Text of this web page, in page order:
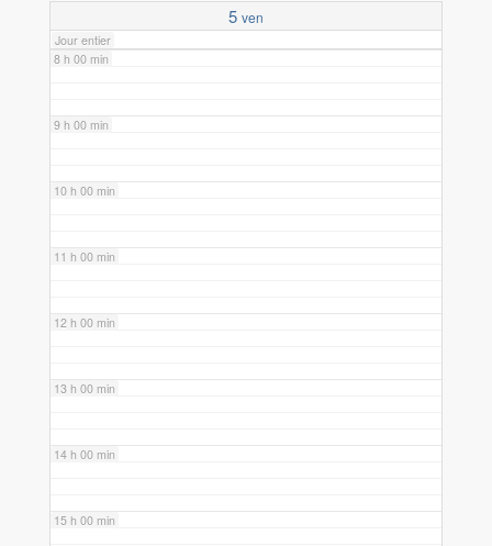
5 ven
Jour entier
8 h 00 min
9 h 00 min
10 h 00 min
11 h 00 min
12 h 00 min
13 h 00 min
14 h 00 min
15 h 00 min